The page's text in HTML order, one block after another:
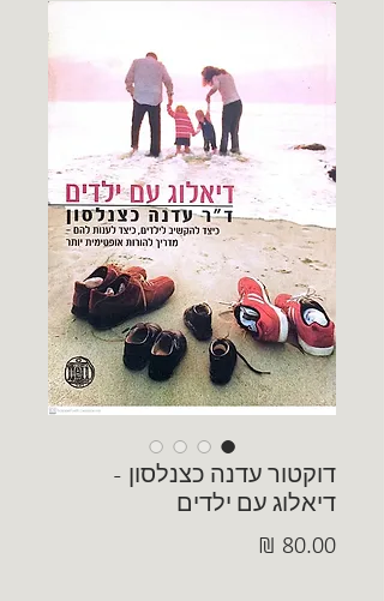
דוקטור עדנה כצנלסון -
דיאלוג עם ילדים